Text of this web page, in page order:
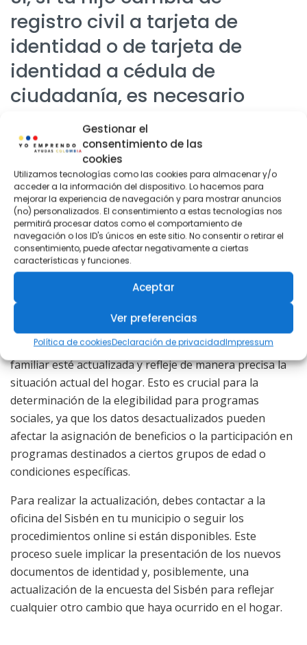
Gestionar el
consentimiento de las
cookies
Utilizamos tecnologías como las cookies para almacenar y/o
acceder a la información del dispositivo. Lo hacemos para
mejorar la experiencia de navegación y para mostrar anuncios
(no) personalizados. El consentimiento a estas tecnologías nos
permitirá procesar datos como el comportamiento de
navegación o los ID's únicos en este sitio. No consentir o retirar el
consentimiento, puede afectar negativamente a ciertas
características y funciones.
Aceptar
Ver preferencias
Política de cookiesDeclaración de privacidadImpressum
registro civil a tarjeta de
identidad o de tarjeta de
identidad a cédula de
ciudadanía, es necesario
actualizar esta información
en el Sisbén.
La actualización de documentos de identidad es
importante porque cada etapa de la vida (infancia,
adolescencia, adultez) implica diferentes necesidades y
derechos que son considerados por los programas
sociales del Estado. Además, los documentos de
identidad son clave para la identificación única de las
personas dentro del sistema y para garantizar la
correcta asignación de los beneficios sociales.
Actualizar el Sisbén con los nuevos documentos de
identidad asegura que la información del núcleo
familiar esté actualizada y refleje de manera precisa la
situación actual del hogar. Esto es crucial para la
determinación de la elegibilidad para programas
sociales, ya que los datos desactualizados pueden
afectar la asignación de beneficios o la participación en
programas destinados a ciertos grupos de edad o
condiciones específicas.
Para realizar la actualización, debes contactar a la
oficina del Sisbén en tu municipio o seguir los
procedimientos online si están disponibles. Este
proceso suele implicar la presentación de los nuevos
documentos de identidad y, posiblemente, una
actualización de la encuesta del Sisbén para reflejar
cualquier otro cambio que haya ocurrido en el hogar.